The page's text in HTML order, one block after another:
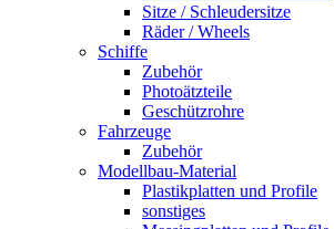
Sitze / Schleudersitze
Räder / Wheels
Schiffe
Zubehör
Photoätzteile
Geschützrohre
Fahrzeuge
Zubehör
Modellbau-Material
Plastikplatten und Profile
sonstiges